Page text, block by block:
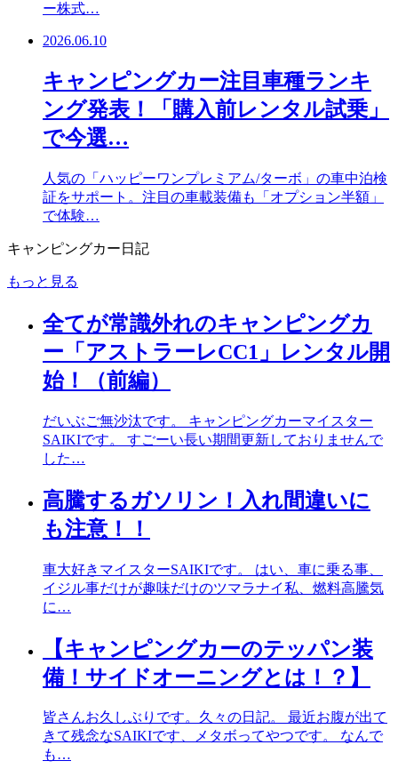
ー株式…
2026.06.10
キャンピングカー注目車種ランキ
ング発表！「購入前レンタル試乗」
で今選…
人気の「ハッピーワンプレミアム/ターボ」の車中泊検
証をサポート。注目の車載装備も「オプション半額」
で体験…
キャンピングカー日記
もっと見る
全てが常識外れのキャンピングカ
ー「アストラーレCC1」レンタル開
始！（前編）
だいぶご無沙汰です。 キャンピングカーマイスター
SAIKIです。 すごーい長い期間更新しておりませんで
した…
高騰するガソリン！入れ間違いに
も注意！！
車大好きマイスターSAIKIです。 はい、車に乗る事、
イジル事だけが趣味だけのツマラナイ私、燃料高騰気
に…
【キャンピングカーのテッパン装
備！サイドオーニングとは！？】
皆さんお久しぶりです。久々の日記。 最近お腹が出て
きて残念なSAIKIです、メタボってやつです。 なんで
も…